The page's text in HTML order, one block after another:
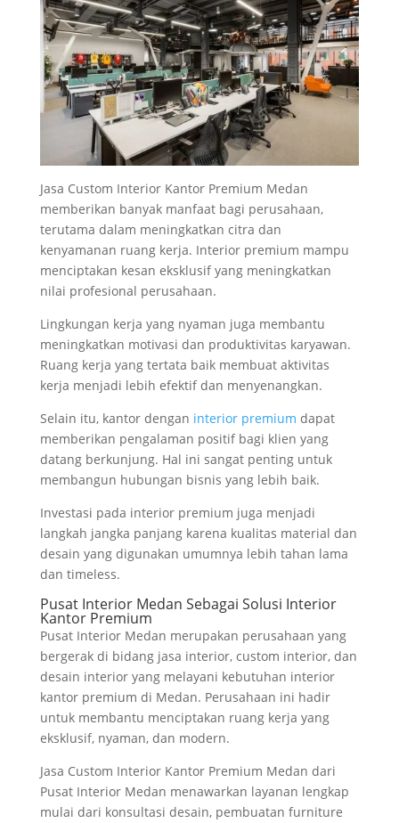
Jasa Custom Interior Kantor Premium Medan
memberikan banyak manfaat bagi perusahaan,
terutama dalam meningkatkan citra dan
kenyamanan ruang kerja. Interior premium mampu
menciptakan kesan eksklusif yang meningkatkan
nilai profesional perusahaan.
Lingkungan kerja yang nyaman juga membantu
meningkatkan motivasi dan produktivitas karyawan.
Ruang kerja yang tertata baik membuat aktivitas
kerja menjadi lebih efektif dan menyenangkan.
Selain itu, kantor dengan interior premium dapat
memberikan pengalaman positif bagi klien yang
datang berkunjung. Hal ini sangat penting untuk
membangun hubungan bisnis yang lebih baik.
Investasi pada interior premium juga menjadi
langkah jangka panjang karena kualitas material dan
desain yang digunakan umumnya lebih tahan lama
dan timeless.
Pusat Interior Medan Sebagai Solusi Interior
Kantor Premium
Pusat Interior Medan merupakan perusahaan yang
bergerak di bidang jasa interior, custom interior, dan
desain interior yang melayani kebutuhan interior
kantor premium di Medan. Perusahaan ini hadir
untuk membantu menciptakan ruang kerja yang
eksklusif, nyaman, dan modern.
Jasa Custom Interior Kantor Premium Medan dari
Pusat Interior Medan menawarkan layanan lengkap
mulai dari konsultasi desain, pembuatan furniture